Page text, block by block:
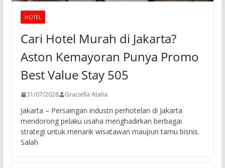
HOTEL
Cari Hotel Murah di Jakarta?
Aston Kemayoran Punya Promo
Best Value Stay 505
31/07/2026 Graciella Atalia
Jakarta – Persaingan industri perhotelan di Jakarta
mendorong pelaku usaha menghadirkan berbagai
strategi untuk menarik wisatawan maupun tamu bisnis.
Salah